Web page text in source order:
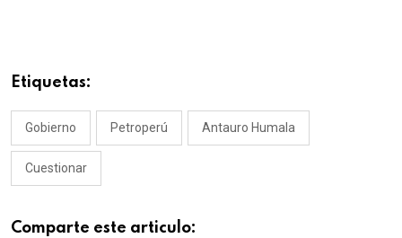
Etiquetas:
Gobierno Petroperú Antauro Humala
Cuestionar
Comparte este articulo: